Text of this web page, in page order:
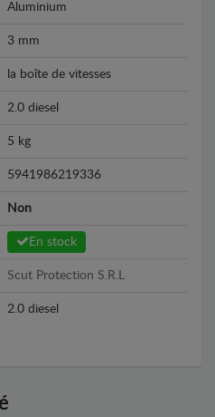
Aluminium
3 mm
la boîte de vitesses
2.0 diesel
5 kg
5941986219336
Non
En stock
Scut Protection S.R.L
2.0 diesel